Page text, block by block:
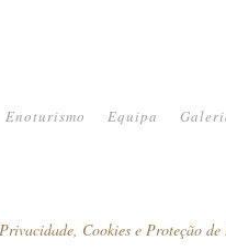
Enoturismo Equipa
Cookies e Proteção de